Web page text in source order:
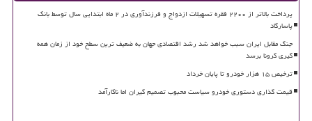
پرداخت بالاتر از ۲۲۰۰ فقره تسهیلات ازدواج و فرزندآوری در ۲ ماه ابتدایی سال توسط بانک
پاسارگاد
جنگ مقابل ایران سبب خواهد شد رشد اقتصادی جهان به ضعیف ترین سطح خود از زمان همه
گیری کرونا برسد
ترخیص ۱۵ هزار خودرو تا پایان خرداد
قیمت گذاری دستوری خودرو سیاست محبوب تصمیم گیران اما ناکارآمد